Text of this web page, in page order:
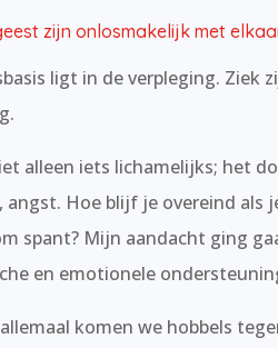
zijn onlosmakelijk met
ligt in de verpleging. Ziek
alleen iets lichamelijks; het
angst. Hoe blijf je overeind als
spant? Mijn aandacht ging
en emotionele
komen we hobbels